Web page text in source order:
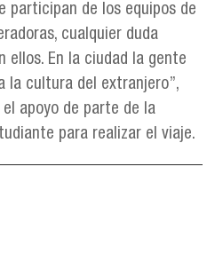
participan de los equipos de
cualquier duda
ellos. En la ciudad la gente
la cultura del extranjero”,
apoyo de parte de la
para realizar el viaje.